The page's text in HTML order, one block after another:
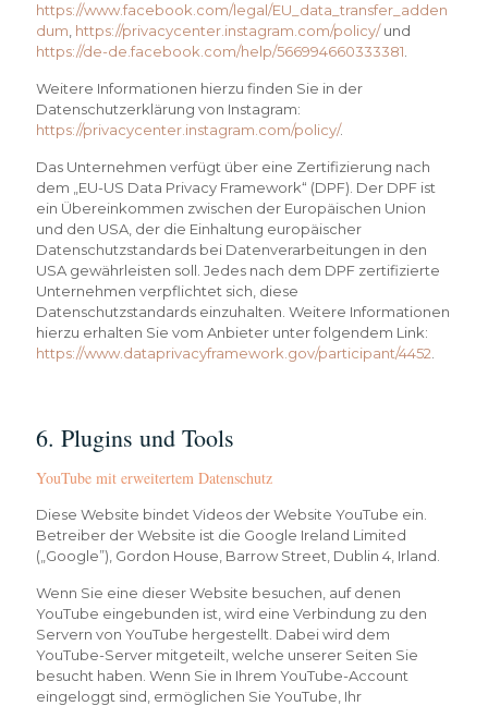
https://www.facebook.com/legal/EU_data_transfer_adden
dum https://privacycenter.instagram.com/policy/und
https://de-de.facebook.com/help/566994660333381
Weitere Informationen hierzu finden Sie in der
Datenschutzerklärung von Instagram:
https://privacycenter.instagram.com/policy/.
Das Unternehmen verfügt über eine Zertifizierung nach
dem „EU-US Data Privacy Framework“ (DPF). Der DPF ist
ein Übereinkommen zwischen der Europäischen Union
und den USA, der die Einhaltung europäischer
Datenschutzstandards bei Datenverarbeitungen in den
USA gewährleisten soll. Jedes nach dem DPF zertifizierte
Unternehmen verpflichtet sich, diese
Datenschutzstandards einzuhalten. Weitere Informationen
hierzu erhalten Sie vom Anbieter unter folgendem Link:
https://www.dataprivacyframework.gov/participant/4452
6. Plugins und Tools
YouTube mit erweitertem Datenschutz
Diese Website bindet Videos der Website YouTube ein.
Betreiber der Website ist die Google Ireland Limited
(„Google”), Gordon House, Barrow Street, Dublin 4, Irland.
Wenn Sie eine dieser Website besuchen, auf denen
YouTube eingebunden ist, wird eine Verbindung zu den
Servern von YouTube hergestellt. Dabei wird dem
YouTube-Server mitgeteilt, welche unserer Seiten Sie
besucht haben. Wenn Sie in Ihrem YouTube-Account
eingeloggt sind, ermöglichen Sie YouTube, Ihr